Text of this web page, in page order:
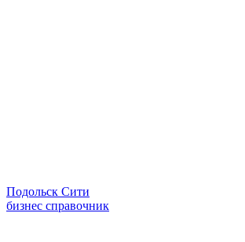
Подольск Сити
бизнес справочник